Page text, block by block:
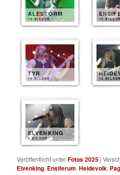
ALESTORM
15 BILDER 15 BILDER
TYR
10 BILDER 10 BILDER
ELVENKING
8 BILDER
Veröffentlicht unterFotos 2025 |
Elvenking, Ensiferum,Heidevolk,